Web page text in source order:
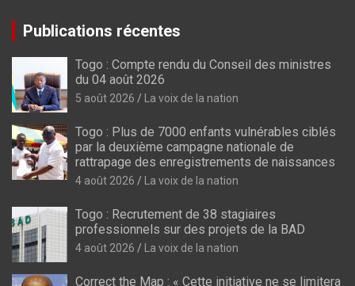
Publications récentes
Togo : Compte rendu du Conseil des ministres
du 04 août 2026
5 août 2026 La voix de la nation
Togo : Plus de 7000 enfants vulnérables ciblés
par la deuxième campagne nationale de
rattrapage des enregistrements de naissances
4 août 2026 La voix de la nation
Togo : Recrutement de 38 stagiaires
professionnels sur des projets de la BAD
4 août 2026 La voix de la nation
Correct the Map : « Cette initiative ne se limitera